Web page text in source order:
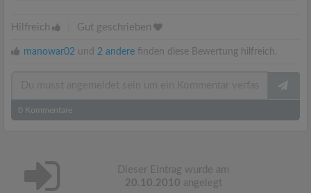
Hilfreich Gut geschrieben
manowar02 und 2 andere finden diese Bewertung hilfreich.
0 Kommentare
Dieser Eintrag wurde am
20.10.2010 angelegt